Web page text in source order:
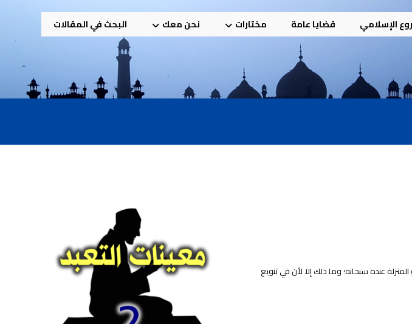
الإسلامي قضايا عامة مختارات نحن معك البحث في المقالات
عنده سبحانه؛ وما ذلك إلا لأن في تنويع